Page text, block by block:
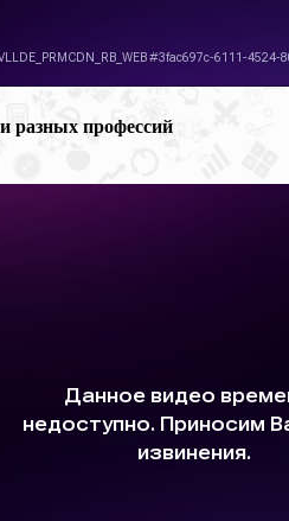
разных профессий